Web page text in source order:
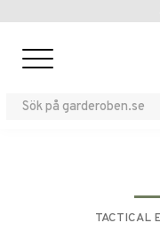
TACTICAL